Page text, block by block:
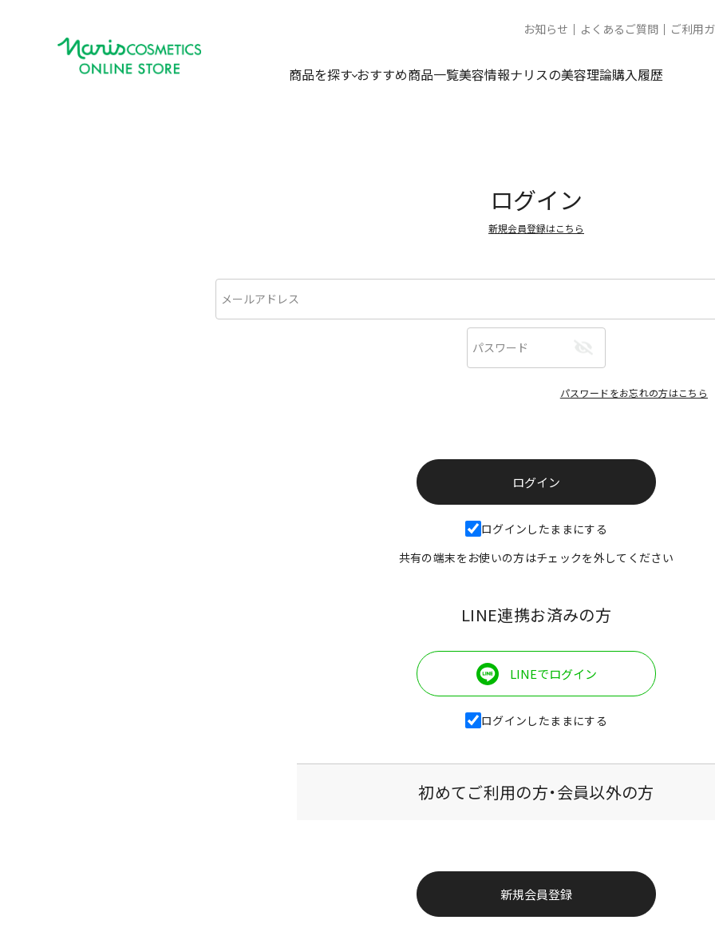
お知らせ よくあるご質問 ご利用
商品を探す おすすめ商品一覧美容情報ナリスの美容理論購入履歴
ログイン
新規会員登録はこちら
パスワードをお忘れの方はこちら
ログインしたままにする
共有の端末をお使いの方はチェックを外してください
LINE連携お済みの方
LINEでログイン
ログインしたままにする
初めてご利用の方・会員以外の方